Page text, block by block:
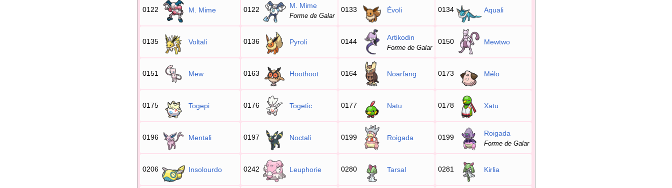
0122 M. Mime 0122 M. Mime
Forme de Galar
0133 Évoli 0134 Aquali
0135 Voltali 0136 Pyroli 0144 Artikodin
Forme de Galar
0150 Mewtwo
0151 Mew 0163 Hoothoot 0164 Noarfang 0173 Mélo
0175 Togepi 0176 Togetic 0177 Natu 0178 Xatu
0196 Mentali 0197 Noctali 0199 Roigada 0199 Roigada
Forme de Galar
0206 Insolourdo 0242 Leuphorie 0280 Tarsal 0281 Kirlia